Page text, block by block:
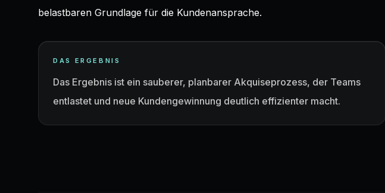
belastbaren Grundlage für die Kundenansprache.
DAS ERGEBNIS
Das Ergebnis ist ein sauberer, planbarer Akquiseprozess, der Teams
entlastet und neue Kundengewinnung deutlich effizienter macht.